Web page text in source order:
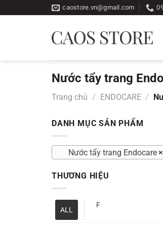
qua
caostore.vn@gmail.com
Nước tẩy trang
Trang chủ / ENDOCARE /
DANH MỤC SẢN PHẨM
×
Nước tẩy trang Endocare
THƯƠNG HIỆU
ALL
F